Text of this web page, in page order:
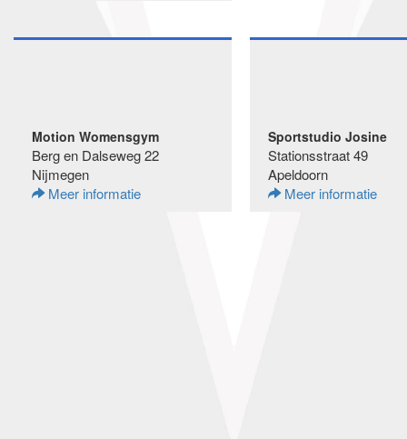
Motion Womensgym
Berg en Dalseweg 22
Nijmegen
Meer informatie
Sportstudio Josine
Stationsstraat 49
Apeldoorn
Meer informatie